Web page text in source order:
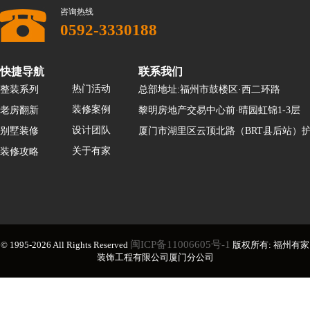
咨询热线
0592-3330188
快捷导航
整装系列
老房翻新
别墅装修
装修攻略
热门活动
装修案例
设计团队
关于有家
联系我们
总部地址:福州市鼓楼区·西二环路
黎明房地产交易中心前·晴园虹锦1-3层
厦门市湖里区云顶北路（BRT县后站）
© 1995-2026 All Rights Reserved 闽ICP备11006605号-1 版权所有: 福州有家
装饰工程有限公司厦门分公司